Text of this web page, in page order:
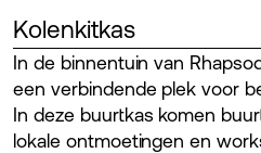
Kolenkitkas
In de binnentuin van
een verbindende plek voor
In deze buurtkas komen
lokale ontmoetingen en